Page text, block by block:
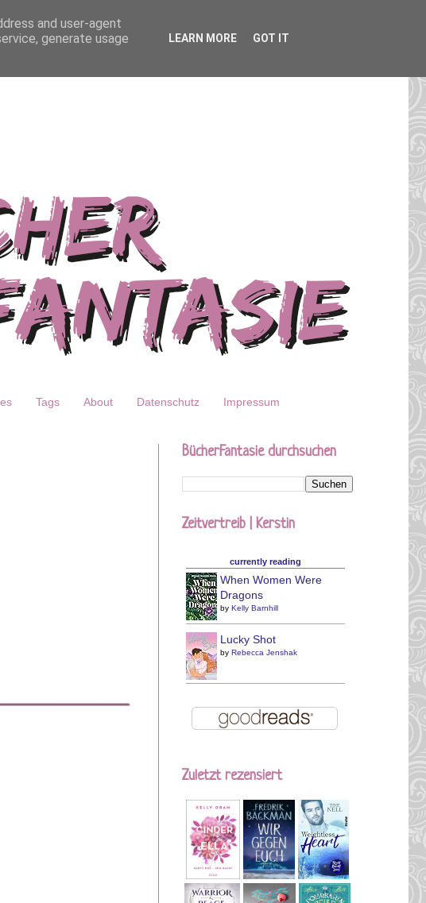
Tags About Datenschutz Impressum
BücherFantasie durchsuchen
Zeitvertreib | Kerstin
currently reading
When Women Were
Dragons
by Kelly Barnhill
Lucky Shot
by Rebecca Jenshak
Zuletzt rezensiert
and user-agent
generate usage
LEARN MORE GOT IT